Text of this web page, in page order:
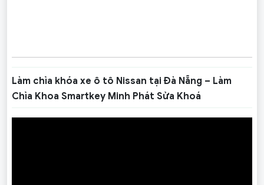
Làm chìa khóa xe ô tô Nissan tại Đà Nẵng – Làm
Chìa Khoa Smartkey Minh Phát Sửa Khoá